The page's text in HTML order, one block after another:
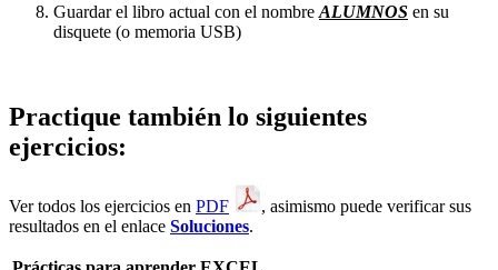
Guardar el libro actual con el nombre ALUMNOS en su
disquete (o memoria USB)
Practique también lo siguientes
ejercicios:
Ver todos los ejercicios en PDF
, asimismo puede verificar sus
resultados en el enlace Soluciones.